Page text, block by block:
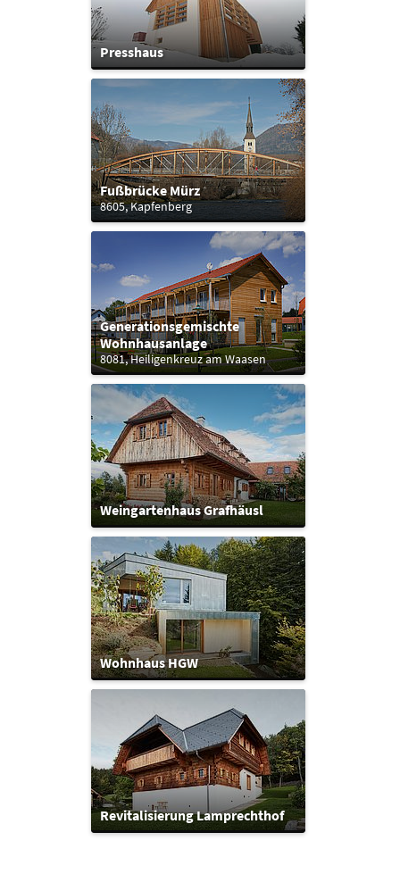
Presshaus
Fußbrücke Mürz
8605, Kapfenberg
Generationsgemischte
Wohnhausanlage
8081, Heiligenkreuz am Waasen
Weingartenhaus Grafhäusl
Wohnhaus HGW
Revitalisierung Lamprechthof